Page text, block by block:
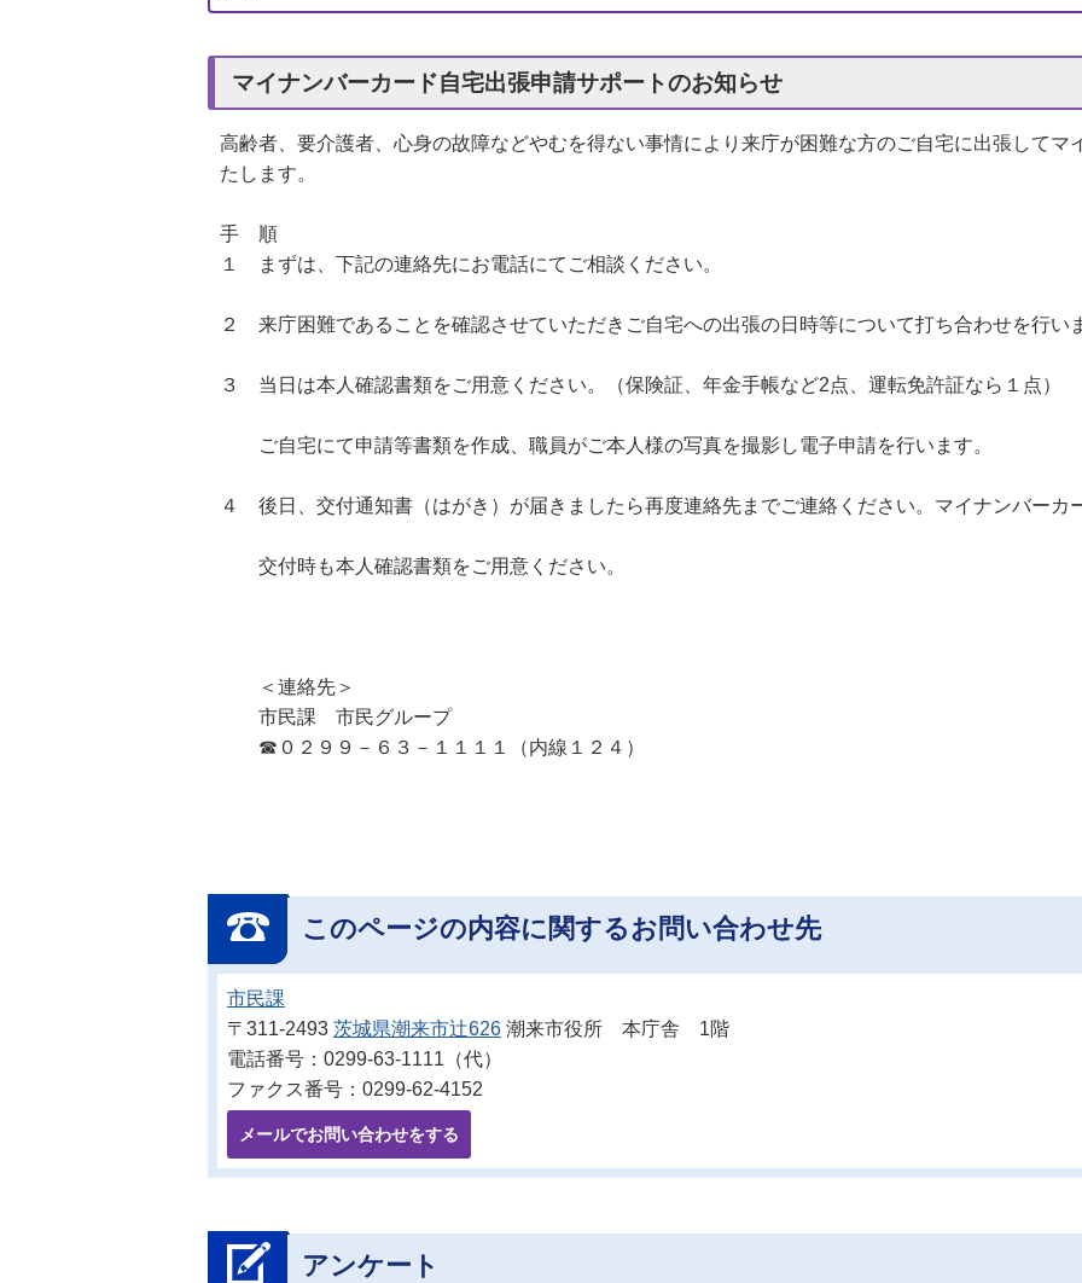
マイナンバーカード自宅出張申請サポートのお知らせ
高齢者、要介護者、心身の故障などやむを得ない事情により来庁が困難な方のご自宅に出張してマ
たします。
手 順
１ まずは、下記の連絡先にお電話にてご相談ください。
２ 来庁困難であることを確認させていただきご自宅への出張の日時等について打ち合わせを行い
３ 当日は本人確認書類をご用意ください。（保険証、年金手帳など2点、運転免許証なら１点）
ご自宅にて申請等書類を作成、職員がご本人様の写真を撮影し電子申請を行います。
４ 後日、交付通知書（はがき）が届きましたら再度連絡先までご連絡ください。マイナンバーカ
交付時も本人確認書類をご用意ください。
＜連絡先＞
市民課 市民グループ
☎０２９９－６３－１１１１（内線１２４）
このページの内容に関するお問い合わせ先
市民課
〒311-2493 茨城県潮来市辻626 潮来市役所 本庁舎 1階
電話番号：0299-63-1111（代）
ファクス番号：0299-62-4152
メールでお問い合わせをする
アンケート